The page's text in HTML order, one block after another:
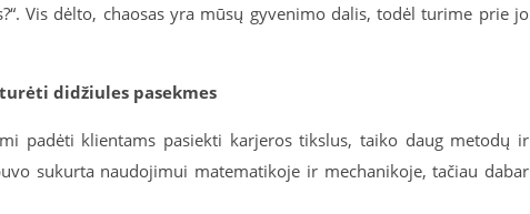
Vis dėlto, chaosas yra mūsų gyvenimo dalis, todėl turime prie jo
didžiules pasekmes
padėti klientams pasiekti karjeros tikslus, taiko daug metodų ir
sukurta naudojimui matematikoje ir mechanikoje, tačiau dabar